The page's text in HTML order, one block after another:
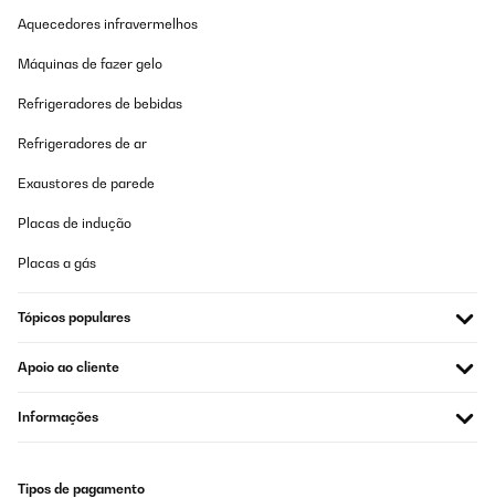
Aquecedores infravermelhos
Máquinas de fazer gelo
Refrigeradores de bebidas
Refrigeradores de ar
Exaustores de parede
Placas de indução
Placas a gás
Tópicos populares
Apoio ao cliente
Informações
Tipos de pagamento